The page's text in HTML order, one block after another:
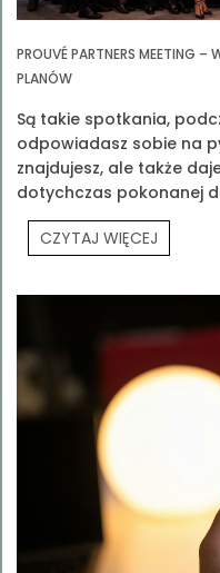
PROUVÉ PARTNERS MEETING –
PLANÓW
Są takie spotkania,
odpowiadasz sobie na
znajdujesz, ale także
dotychczas pokonanej
na przyszłość. Jednym
Partners Meeting.
CZYTAJ WIĘCEJ